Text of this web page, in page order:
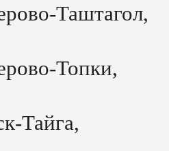
Таштагол,
Топки,
Тайга,